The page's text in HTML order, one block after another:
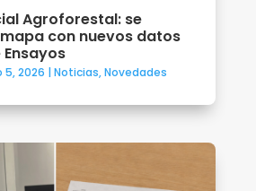
Agroforestal: se
con nuevos datos
Ensayos
5, 2026 | Noticias,Novedades